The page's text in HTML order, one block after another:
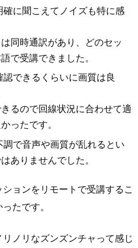
に聞こえてノイズも特に感
同時通訳があり、どのセッ
で受講できました。
できるくらいに画質は良
るので回線状況に合わせて適
ったです。
で音声や画質が乱れるとい
ありませんでした。
ョンをリモートで受講するこ
たです。
ノリなズンズンチャって感じ